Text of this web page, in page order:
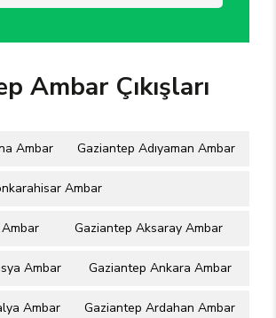
Ambar Çıkışları
Ambar Gaziantep Adıyaman Ambar
Ambar
Gaziantep Aksaray Ambar
Ambar Gaziantep Ankara Ambar
Ambar Gaziantep Ardahan Ambar